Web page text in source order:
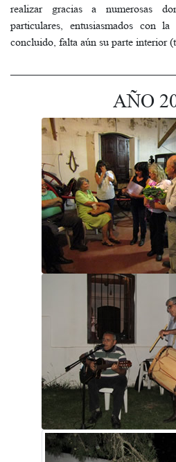
realizar gracias a numerosas
particulares, entusiasmados con
concluido, falta aún su parte interior
AÑO